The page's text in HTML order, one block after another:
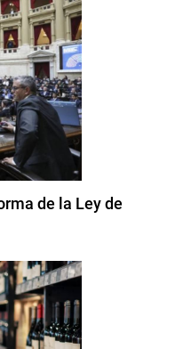
de la Ley de